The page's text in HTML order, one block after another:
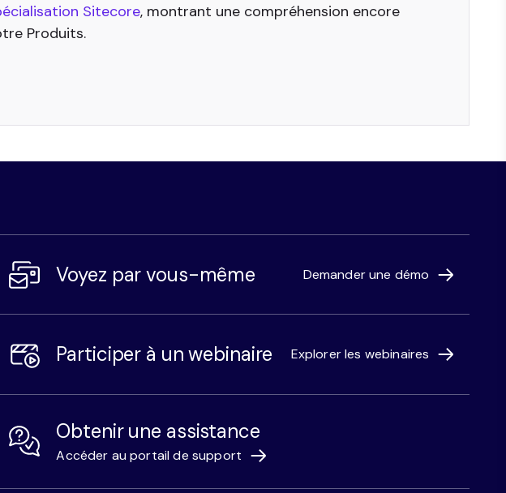
Sitecore, montrant une compréhension encore
Produits.
Voyez par vous-même Demander une démo
Participer à un webinaire Explorer les webinaires
Obtenir une assistance
Accéder au portail de support